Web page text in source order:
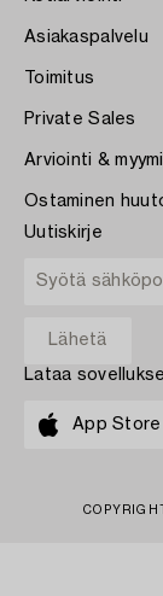
Asiakaspalvelu
Toimitus
Private Sales
Arviointi &
Ostaminen
Uutiskirje
Lataa
App Store